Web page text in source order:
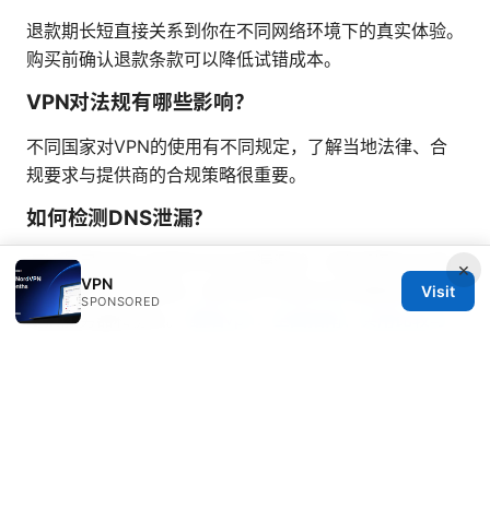
退款期长短直接关系到你在不同网络环境下的真实体验。
购买前确认退款条款可以降低试错成本。
VPN对法规有哪些影响？
不同国家对VPN的使用有不同规定，了解当地法律、合
规要求与提供商的合规策略很重要。
如何检测DNS泄漏？
可以使用在线工具进行DNS泄漏测试，若检测到DNS请
求仍暴露在本地网络，请开启VPN的DNS泄漏保护、或
更换服务器和协议。
翻墙vpn：全面指南、实用比较与
×
VPN
SPONSORED
Visit